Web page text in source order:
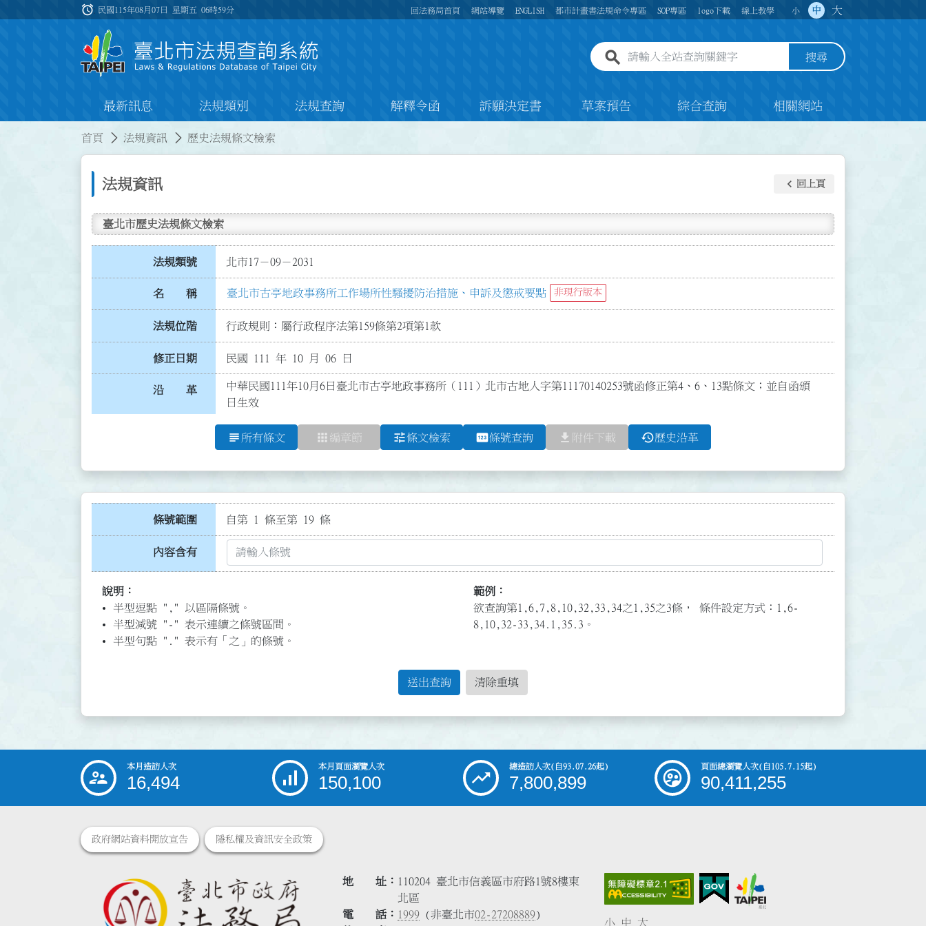
:::
alarm 民國115年08月07日 星期五06時59分 回法務局首頁 網站導覽 ENGLISH 都市計畫書法規命令專區 SOP專區 logo下載 線上教學 小 中 大
全站查詢關鍵字欄位 搜尋
最新訊息 法規類別 法規查詢 解釋令函 訴願決定書 草案預告 綜合查詢 相關網站
首頁 法規資訊 歷史法規條文檢索
法規資訊 keyboard_arrow_left 回上頁
臺北市歷史法規條文檢索
法規類號 北市17－09－2031
名 稱 臺北市古亭地政事務所工作場所性騷擾防治措施、申訴及懲戒要點 非現行版本
法規位階 行政規則：屬行政程序法第159條第2項第1款
修正日期 民國 111 年 10 月 06 日
沿 革
中華民國111年10月6日臺北市古亭地政事務所（111）北市古地人字第11170140253號函修正第4、6、13點條文；並自函頒
日生效
subject 所有條文 apps 編章節 tune條文檢索 pin條號查詢 file_download 附件下載 history歷史沿革
條號範圍 自第 1 條至第 19 條
內容含有
說明：
半型逗點 "," 以區隔條號。
半型減號 "-" 表示連續之條號區間。
半型句點 "." 表示有「之」的條號。
範例：
欲查詢第1,6,7,8,10,32,33,34之1,35之3條， 條件設定方式：1,6-
8,10,32-33,34.1,35.3。
送出查詢 清除重填
::: 本月造訪人次
16,494
本月頁面瀏覽人次
150,100
總造訪人次(自93.07.26起)
7,800,899
頁面總瀏覽人次(自105.7.15起)
90,411,255
政府網站資料開放宣告 隱私權及資訊安全政策
地 址
110204 臺北市信義區市府路1號8樓東
北區
電 話
1999 (非臺北市02-27208889)
小 中 大